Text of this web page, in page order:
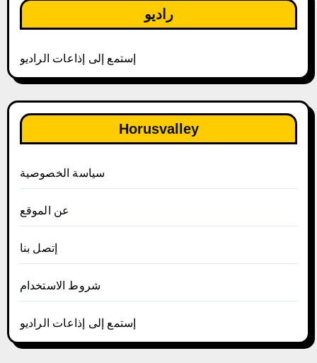
راديو
إستمع إلى إذاعات الراديو
Horusvalley
سياسة الخصوصية
عن الموقع
إتصل بنا
شروط الاستخدام
إستمع إلى إذاعات الراديو